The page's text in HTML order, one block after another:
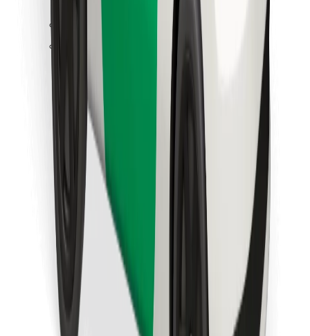
Találd meg kedvenc ételedet!
Bolt Food app letöltése